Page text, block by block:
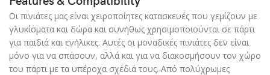
Οι πινιάτες μας είναι χειροποίητες κατασκευές που γεμίζουν με
γλυκίσματα και δώρα και συνήθως χρησιμοποιούνται σε πάρτι
για παιδιά και ενήλικες. Αυτές οι μοναδικές πινιάτες δεν είναι
μόνο για να σπάσουν, αλλά και για να διακοσμήσουν τον χώρο
του πάρτι με τα υπέροχα σχέδιά τους. Από πολύχρωμες